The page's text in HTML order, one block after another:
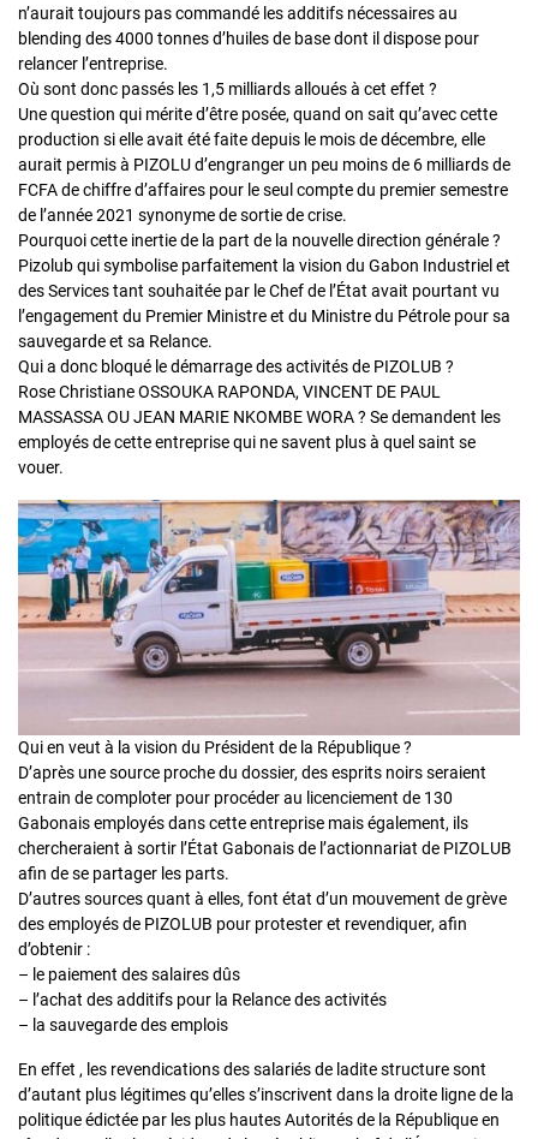
n’aurait toujours pas commandé les additifs nécessaires au
blending des 4000 tonnes d’huiles de base dont il dispose pour
relancer l’entreprise.
Où sont donc passés les 1,5 milliards alloués à cet effet ?
Une question qui mérite d’être posée, quand on sait qu’avec cette
production si elle avait été faite depuis le mois de décembre, elle
aurait permis à PIZOLU d’engranger un peu moins de 6 milliards de
FCFA de chiffre d’affaires pour le seul compte du premier semestre
de l’année 2021 synonyme de sortie de crise.
Pourquoi cette inertie de la part de la nouvelle direction générale ?
Pizolub qui symbolise parfaitement la vision du Gabon Industriel et
des Services tant souhaitée par le Chef de l’État avait pourtant vu
l’engagement du Premier Ministre et du Ministre du Pétrole pour sa
sauvegarde et sa Relance.
Qui a donc bloqué le démarrage des activités de PIZOLUB ?
Rose Christiane OSSOUKA RAPONDA, VINCENT DE PAUL
MASSASSA OU JEAN MARIE NKOMBE WORA ? Se demandent les
employés de cette entreprise qui ne savent plus à quel saint se
vouer.
Qui en veut à la vision du Président de la République ?
D’après une source proche du dossier, des esprits noirs seraient
entrain de comploter pour procéder au licenciement de 130
Gabonais employés dans cette entreprise mais également, ils
chercheraient à sortir l’État Gabonais de l’actionnariat de PIZOLUB
afin de se partager les parts.
D’autres sources quant à elles, font état d’un mouvement de grève
des employés de PIZOLUB pour protester et revendiquer, afin
d’obtenir :
– le paiement des salaires dûs
– l’achat des additifs pour la Relance des activités
– la sauvegarde des emplois
En effet , les revendications des salariés de ladite structure sont
d’autant plus légitimes qu’elles s’inscrivent dans la droite ligne de la
politique édictée par les plus hautes Autorités de la République en